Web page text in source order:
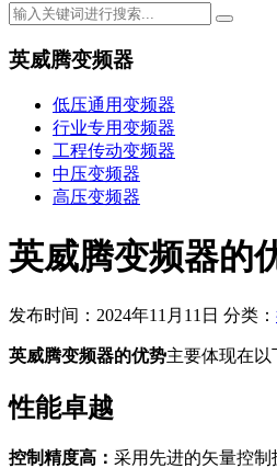
英威腾变频器
低压通用变频器
行业专用变频器
工程传动变频器
中压变频器
高压变频器
英威腾变频器的
发布时间：2024年11月11日 分类：
英威腾变频器的优势主要体现在以
性能卓越
控制精度高： 采用先进的矢量控制